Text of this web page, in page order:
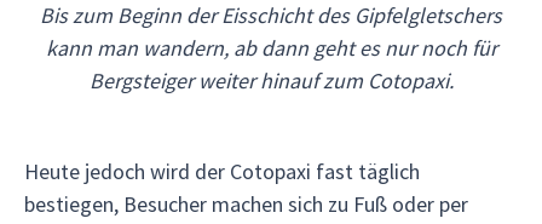
Bis zum Beginn der Eisschicht des Gipfelgletschers
kann man wandern, ab dann geht es nur noch für
Bergsteiger weiter hinauf zum Cotopaxi.
Heute jedoch wird der Cotopaxi fast täglich
bestiegen, Besucher machen sich zu Fuß oder per